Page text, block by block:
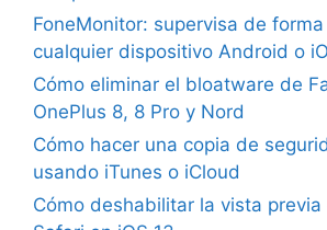
FoneMonitor: supervisa de
cualquier dispositivo Android o
Cómo eliminar el bloatware de
OnePlus 8, 8 Pro y Nord
Cómo hacer una copia de
usando iTunes o iCloud
Cómo deshabilitar la vista